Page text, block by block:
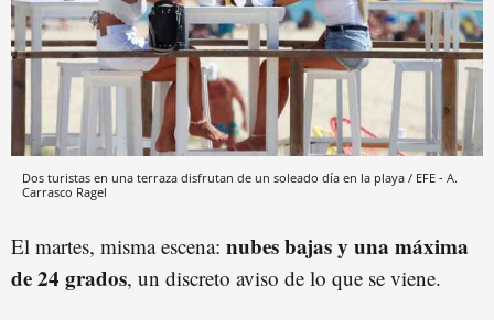
Dos turistas en una terraza disfrutan de un soleado día en la playa / EFE - A.
Carrasco Ragel
El martes, misma escena: nubes bajas y una máxima
de 24 grados, un discreto aviso de lo que se viene.